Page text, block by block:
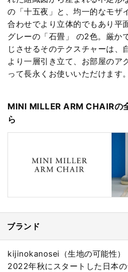
の「十五夜」と、均一的なモザ
合わせでより立体的でもあり平
グレーの「石畳」 の2色。厳か
じさせるそのテクスチャーは、
より一層引き立て、お部屋のア
って長永くお使いいただけます。
MINI MILLER ARM CHAIRの
ら
ブランド
kijinokanosei（生地の可能性）
2022年秋にスタートした日本